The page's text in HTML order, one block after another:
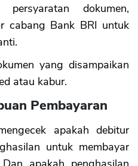
dokumen,
cabang Bank BRI untuk
yang disampaikan
atau kabur.
Pembayaran
apakah debitur
untuk membayar